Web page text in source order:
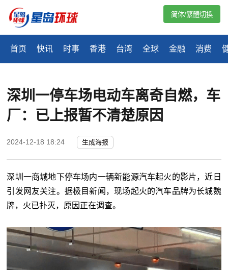
首页 快讯 时事 香港 台湾 全球 金融 消费
简体/繁體切換
深圳一停车场电动车离奇自燃，车
厂：已上报暂不清楚原因
2024-12-18 18:24 生成海报
深圳一商城地下停车场内一辆新能源汽车起火的影片，近日
引发网友关注。据极目新闻，现场起火的汽车品牌为长城魏
牌，火已扑灭，原因正在调查。